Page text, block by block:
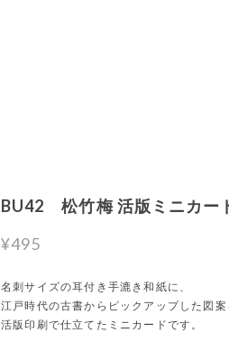
BU42 松竹梅 活版ミニカー
¥495
名刺サイズの耳付き手漉き和紙に、
江戸時代の古書からピックアップした図案
活版印刷で仕立てたミニカードです。